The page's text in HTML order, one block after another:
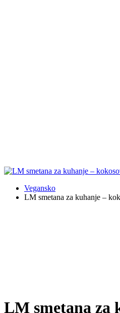
Vegansko
LM smetana za kuhanje –
LM smetana za